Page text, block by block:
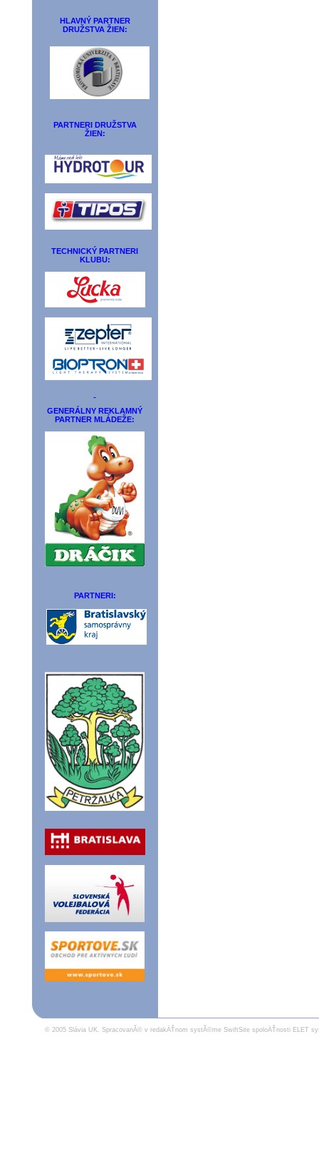
HLAVNÝ PARTNER
DRUŽSTVA ŽIEN:
PARTNERI DRUŽSTVA
ŽIEN:
TECHNICKÝ PARTNERI
KLUBU:
GENERÁLNY REKLAMNÝ
PARTNER MLÁDEŽE:
PARTNERI:
© 2005 Slávia UK. SpracovanĂ© v redakÄŤnom systĂ©me SwiftSite spoloÄŤnosti ELET